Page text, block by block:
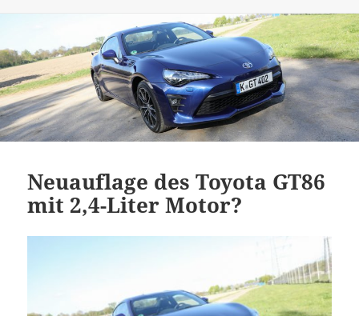
Neuauflage des Toyota GT86
mit 2,4-Liter Motor?